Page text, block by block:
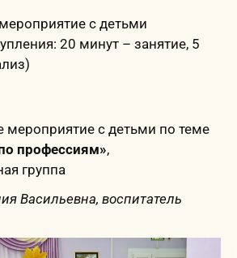
с детьми
20 минут – занятие, 5
мероприятие с детьми по теме
профессиям»,
группа
Васильевна, воспитатель